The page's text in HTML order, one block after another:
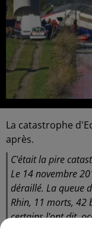
La catastrophe
après.
C'était la pire
Le 14 novembre
déraillé. La queue
Rhin, 11 morts, 42
certains l'ont dit,
une France,